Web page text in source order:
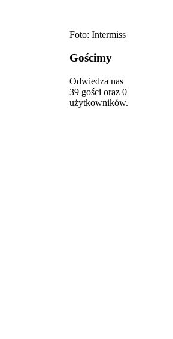
Foto: Intermiss
Gościmy
Odwiedza nas
39 gości oraz 0
użytkowników.